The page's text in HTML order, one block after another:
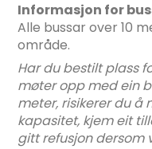
Informasjon for
Alle bussar over 10
område.
Har du bestilt plass
møter opp med ein
meter, risikerer du å
kapasitet, kjem eit
gitt refusjon dersom